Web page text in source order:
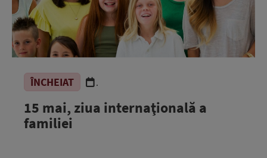
ÎNCHEIAT .
15 mai, ziua internaţională a
familiei